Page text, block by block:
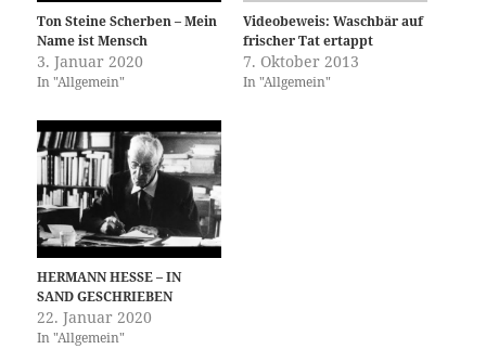
Ton Steine Scherben – Mein
Name ist Mensch
3. Januar 2020
In "Allgemein"
Videobeweis: Waschbär auf
frischer Tat ertappt
7. Oktober 2013
In "Allgemein"
HERMANN HESSE – IN
SAND GESCHRIEBEN
22. Januar 2020
In "Allgemein"